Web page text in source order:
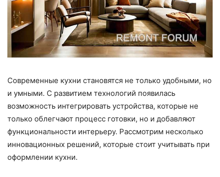
Современные кухни становятся не только удобными, но
и умными. С развитием технологий появилась
возможность интегрировать устройства, которые не
только облегчают процесс готовки, но и добавляют
функциональности интерьеру. Рассмотрим несколько
инновационных решений, которые стоит учитывать при
оформлении кухни.